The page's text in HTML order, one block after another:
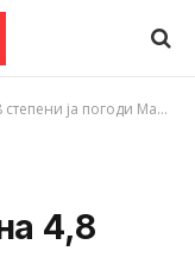
ja погоди Македонија
4,8